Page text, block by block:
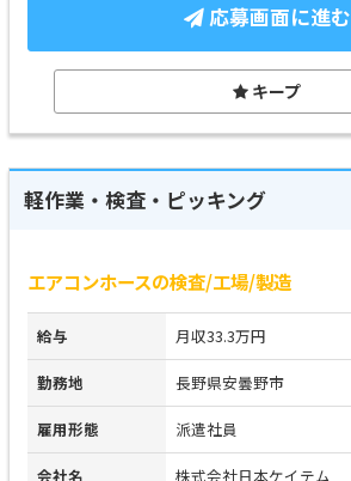
応募画面に進む
キープ
軽作業・検査・ピッキング
エアコンホースの検査/工場/製造
給与 月収33.3万円
勤務地 長野県安曇野市
雇用形態 派遣社員
会社名 株式会社日本ケイテム